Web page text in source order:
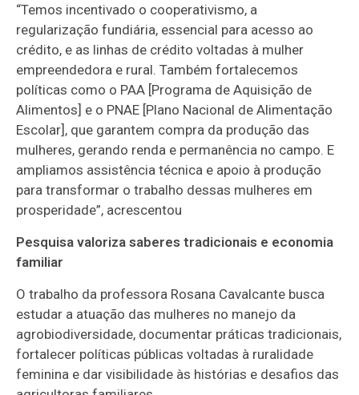
“Temos incentivado o cooperativismo, a
regularização fundiária, essencial para acesso ao
crédito, e as linhas de crédito voltadas à mulher
empreendedora e rural. Também fortalecemos
políticas como o PAA [Programa de Aquisição de
Alimentos] e o PNAE [Plano Nacional de Alimentação
Escolar], que garantem compra da produção das
mulheres, gerando renda e permanência no campo. E
ampliamos assistência técnica e apoio à produção
para transformar o trabalho dessas mulheres em
prosperidade”, acrescentou
Pesquisa valoriza saberes tradicionais e economia
familiar
O trabalho da professora Rosana Cavalcante busca
estudar a atuação das mulheres no manejo da
agrobiodiversidade, documentar práticas tradicionais,
fortalecer políticas públicas voltadas à ruralidade
feminina e dar visibilidade às histórias e desafios das